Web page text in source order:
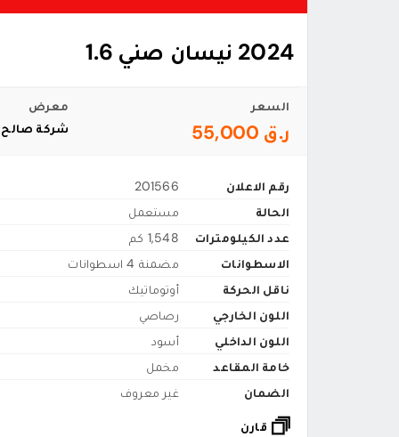
2024 نيسان صني 1.6
السعر
ر.ق 55,000
معرض
شركة صالح
رقم الاعلان
201566
الحالة
مستعمل
عدد الكيلومترات
1,548 كم
الاسطوانات
مضمنة 4 اسطوانات
ناقل الحركة
أوتوماتيك
اللون الخارجي
رصاصي
اللون الداخلي
أسود
خامة المقاعد
مخمل
الضمان
غير معروف
قارن